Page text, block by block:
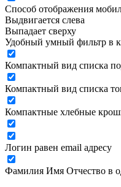
Способ отображения
Выдвигается слева
Выпадает сверху
Удобный умный фильтр в
Компактный вид списка
Компактный вид списка
Компактные хлебные
Логин равен email адресу
Фамилия Имя Отчество в